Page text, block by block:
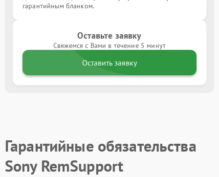
гарантийным бланком.
Оставьте заявку
Свяжемся с Вами в течение 5 минут
Оставить заявку
Гарантийные обязательства
Sony RemSupport